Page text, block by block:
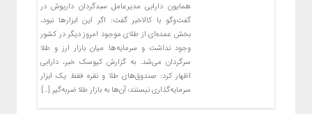
همایون دارابی مدیرعامل سبدگردان داریوش در
گفت‌وگو با کالاخبر گفت: اگر این ابزارها نبود،
بخش عمده‌ای از طلای موجود امروز دیگر در کشور
وجود نداشت و سرمایه‌ها میان بازار ارز و طلا
سرگردان می‌شد. به گزارش کیوسک خبر، دارابی
اظهار کرد: صندوق‌های طلا و نقره فقط یک ابزار
سرمایه‌گذاری نیستند؛ آن‌ها به بازار طلا ضربه‌گیر […]